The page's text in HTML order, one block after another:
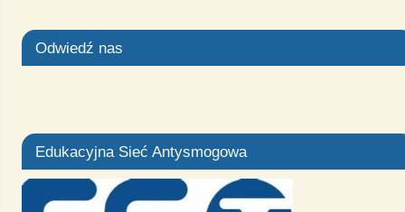
Odwiedź nas
Edukacyjna Sieć Antysmogowa